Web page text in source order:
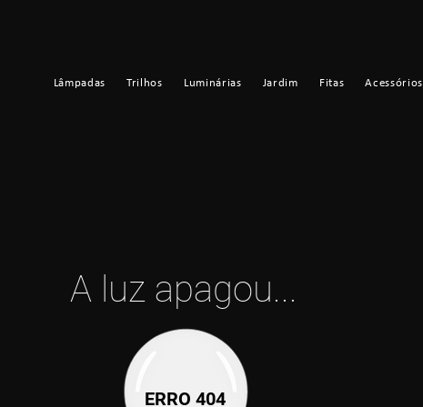
Lâmpadas Trilhos Luminárias Jardim Fitas Acessórios
A luz apagou...
ERRO 404